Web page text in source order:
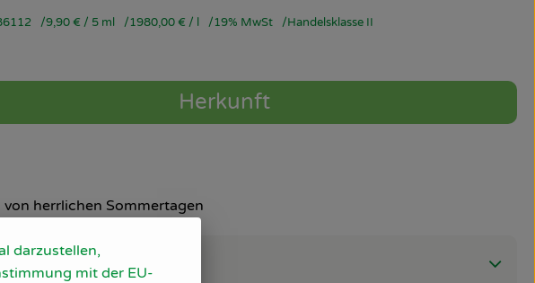
9,90 € / 5 ml 1980,00 € / l 19% MwSt Handelsklasse II
Herkunft
herrlichen Sommertagen
darzustellen,
mit der EU-